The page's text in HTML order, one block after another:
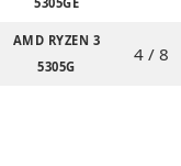
AMD RYZEN 3
5305G
4 / 8